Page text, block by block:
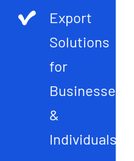
Export
Solutions
for
Businesses
&
Individuals